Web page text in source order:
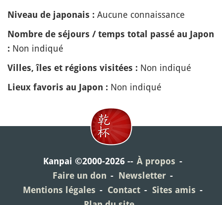
Niveau de japonais : Aucune connaissance
Nombre de séjours / temps total passé au Japon
: Non indiqué
Villes, îles et régions visitées : Non indiqué
Lieux favoris au Japon : Non indiqué
Kanpai ©2000-2026
À propos
Faire un don
Newsletter
Mentions légales
Contact
Sites amis